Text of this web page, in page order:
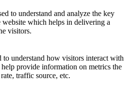
to understand and analyze the key
website which helps in delivering a
visitors.
to understand how visitors interact with
provide information on metrics the
traffic source, etc.